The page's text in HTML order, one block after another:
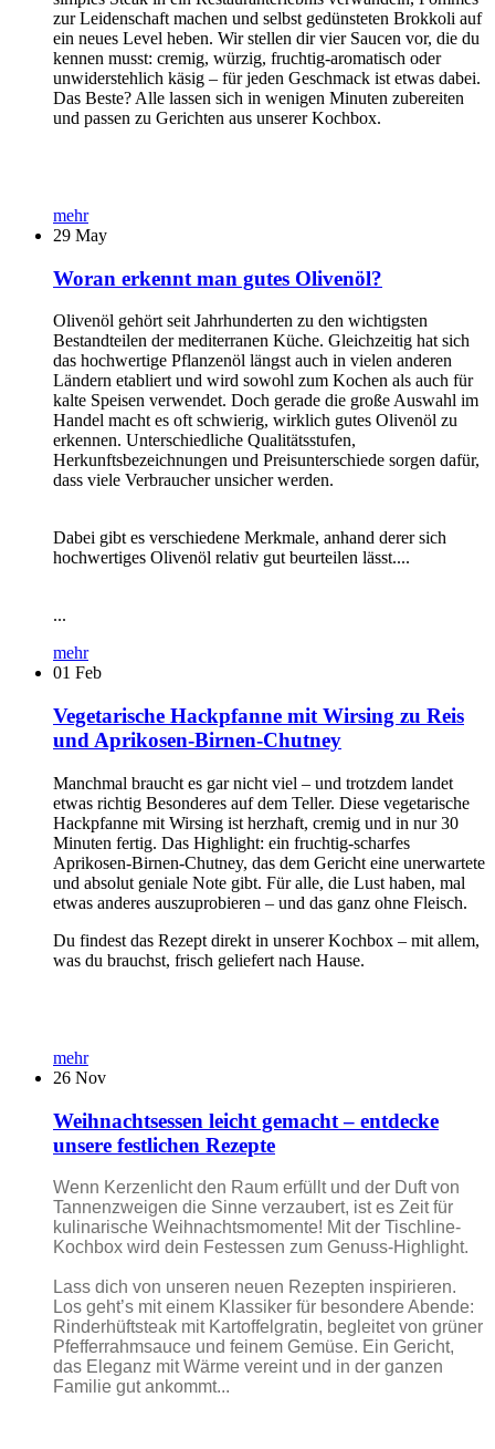
zur Leidenschaft machen und selbst gedünsteten Brokkoli auf
ein neues Level heben. Wir stellen dir vier Saucen vor, die du
kennen musst: cremig, würzig, fruchtig-aromatisch oder
unwiderstehlich käsig – für jeden Geschmack ist etwas dabei.
Das Beste? Alle lassen sich in wenigen Minuten zubereiten
und passen zu Gerichten aus unserer Kochbox.
mehr
29 May
Woran erkennt man gutes Olivenöl?
Olivenöl gehört seit Jahrhunderten zu den wichtigsten
Bestandteilen der mediterranen Küche. Gleichzeitig hat sich
das hochwertige Pflanzenöl längst auch in vielen anderen
Ländern etabliert und wird sowohl zum Kochen als auch für
kalte Speisen verwendet. Doch gerade die große Auswahl im
Handel macht es oft schwierig, wirklich gutes Olivenöl zu
erkennen. Unterschiedliche Qualitätsstufen,
Herkunftsbezeichnungen und Preisunterschiede sorgen dafür,
dass viele Verbraucher unsicher werden.
Dabei gibt es verschiedene Merkmale, anhand derer sich
hochwertiges Olivenöl relativ gut beurteilen lässt....
...
mehr
01 Feb
Vegetarische Hackpfanne mit Wirsing zu Reis
und Aprikosen-Birnen-Chutney
Manchmal braucht es gar nicht viel – und trotzdem landet
etwas richtig Besonderes auf dem Teller. Diese vegetarische
Hackpfanne mit Wirsing ist herzhaft, cremig und in nur 30
Minuten fertig. Das Highlight: ein fruchtig-scharfes
Aprikosen-Birnen-Chutney, das dem Gericht eine unerwartete
und absolut geniale Note gibt. Für alle, die Lust haben, mal
etwas anderes auszuprobieren – und das ganz ohne Fleisch.
Du findest das Rezept direkt in unserer Kochbox – mit allem,
was du brauchst, frisch geliefert nach Hause.
mehr
26 Nov
Weihnachtsessen leicht gemacht – entdecke
unsere festlichen Rezepte
Wenn Kerzenlicht den Raum erfüllt und der Duft von
Tannenzweigen die Sinne verzaubert, ist es Zeit für
kulinarische Weihnachtsmomente! Mit der Tischline-
Kochbox wird dein Festessen zum Genuss-Highlight.
Lass dich von unseren neuen Rezepten inspirieren.
Los geht’s mit einem Klassiker für besondere Abende:
Rinderhüftsteak mit Kartoffelgratin, begleitet von grüner
Pfefferrahmsauce und feinem Gemüse. Ein Gericht,
das Eleganz mit Wärme vereint und in der ganzen
Familie gut ankommt...